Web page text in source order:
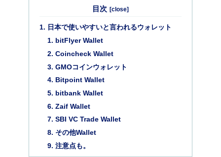
目次
日本で使いやすいと言われるウォレット
bitFlyer Wallet
Coincheck Wallet
GMOコインウォレット
Bitpoint Wallet
bitbank Wallet
Zaif Wallet
SBI VC Trade Wallet
その他Wallet
注意点も。